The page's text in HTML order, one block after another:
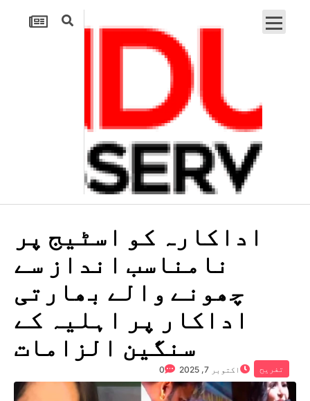
اداکارہ کو اسٹیج پر
نامناسب انداز سے
چھونے والے بھارتی
اداکار پر اہلیہ کے
سنگین الزامات
تفریح اکتوبر 7, 2025 0